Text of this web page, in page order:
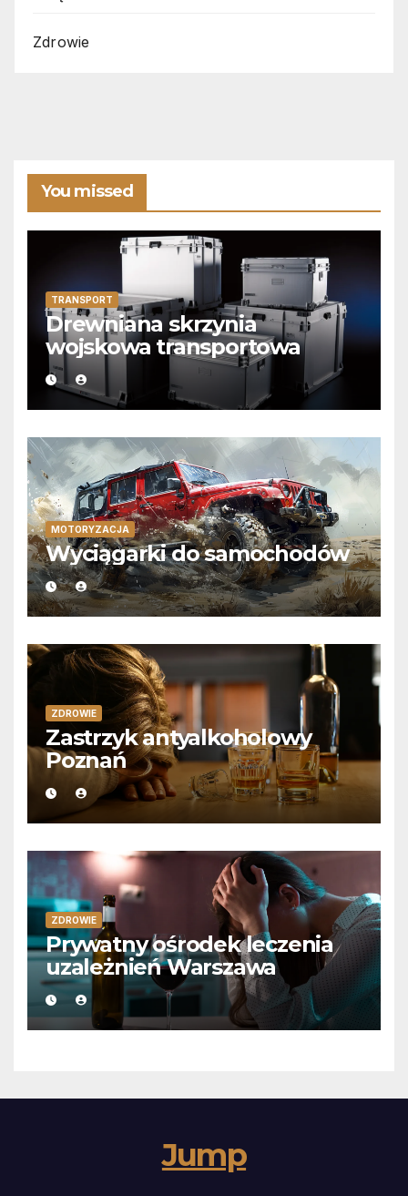
Zdrowie
You missed
TRANSPORT
Drewniana skrzynia
wojskowa transportowa
MOTORYZACJA
Wyciągarki do samochodów
ZDROWIE
Zastrzyk antyalkoholowy
Poznań
ZDROWIE
Prywatny ośrodek leczenia
uzależnień Warszawa
Jump